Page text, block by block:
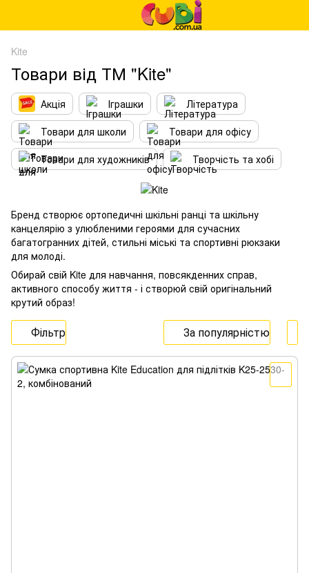
Kite
Товари від ТМ "Kite"
Акція Іграшки
Література
Товари для школи
Товари для офісу
Товари для художників
Творчість та хобі
Бренд створює ортопедичні шкільні ранці та шкільну
канцелярію з улюбленими героями для сучасних
багатогранних дітей, стильні міські та спортивні рюкзаки
для молоді.
Обирай свій Kite для навчання, повсякденних справ,
активного способу життя - і створюй свій оригінальний
крутий образ!
Фільтр За популярністю